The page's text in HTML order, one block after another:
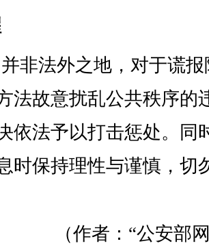
非法外之地，对于谎
法故意扰乱公共秩序的
依法予以打击惩处。同
时保持理性与谨慎，切
（作者：“公安部